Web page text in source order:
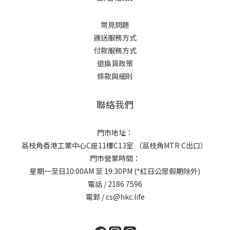
常見問題
運送服務方式
付款服務方式
退換貨政策
條款與細則
聯絡我們
門市地址：
荔枝角香港工業中心C座11樓C13室 （荔枝角MTR C出口）
門市營業時間：
星期一至日10:00AM 至 19:30PM (*紅日公眾假期除外)
電話 / 2186 7596
電郵 / cs@hkc.life